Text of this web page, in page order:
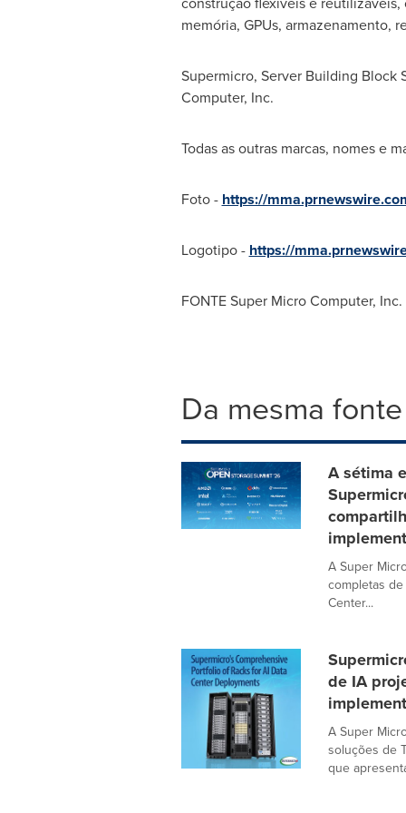
memória, GPUs, armazenamento,
Supermicro, Server Building Block
Computer, Inc.
Todas as outras marcas, nomes e
Foto - https://
Logotipo - https://
FONTE Super Micro Computer, Inc.
Da mesma fonte
A sétima
A Super
completas
Center...
de IA
A Super
soluções de
que